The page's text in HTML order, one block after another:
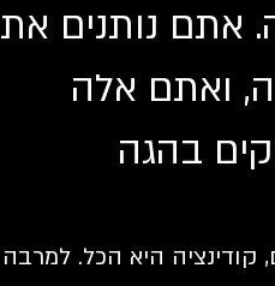
אתם נותנים את
ואתם אלה
בהגה
קודינציה היא הכל. למרבה